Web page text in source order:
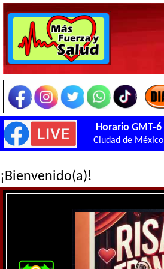
Horario GMT-6
Ciudad de México
¡Bienvenido(a)!